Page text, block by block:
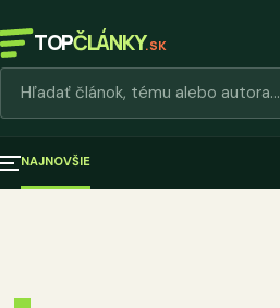
TOPČLÁNKY.SK
NAJNOVŠIE